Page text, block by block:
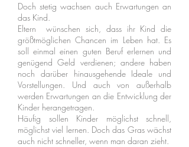
Doch stetig wachsen auch Erwartungen an
das Kind.
Eltern wünschen sich, dass ihr Kind die
größtmöglichen Chancen im Leben hat. Es
soll einmal einen guten Beruf erlernen und
genügend Geld verdienen; andere haben
noch darüber hinausgehende Ideale und
Vorstellungen. Und auch von außerhalb
werden Erwartungen an die Entwicklung der
Kinder herangetragen.
Häufig sollen Kinder möglichst schnell,
möglichst viel lernen. Doch das Gras wächst
auch nicht schneller, wenn man daran zieht.